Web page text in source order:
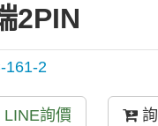
2PIN
161-2
LINE詢價